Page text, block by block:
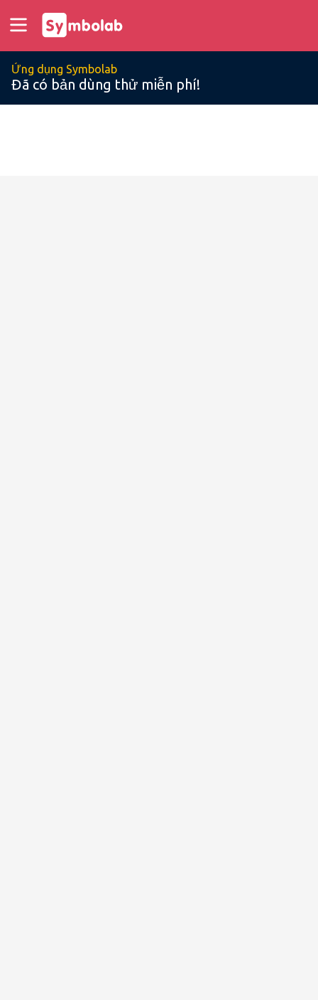
Ứng dụng Symbolab
Đã có bản dùng thử miễn phí!